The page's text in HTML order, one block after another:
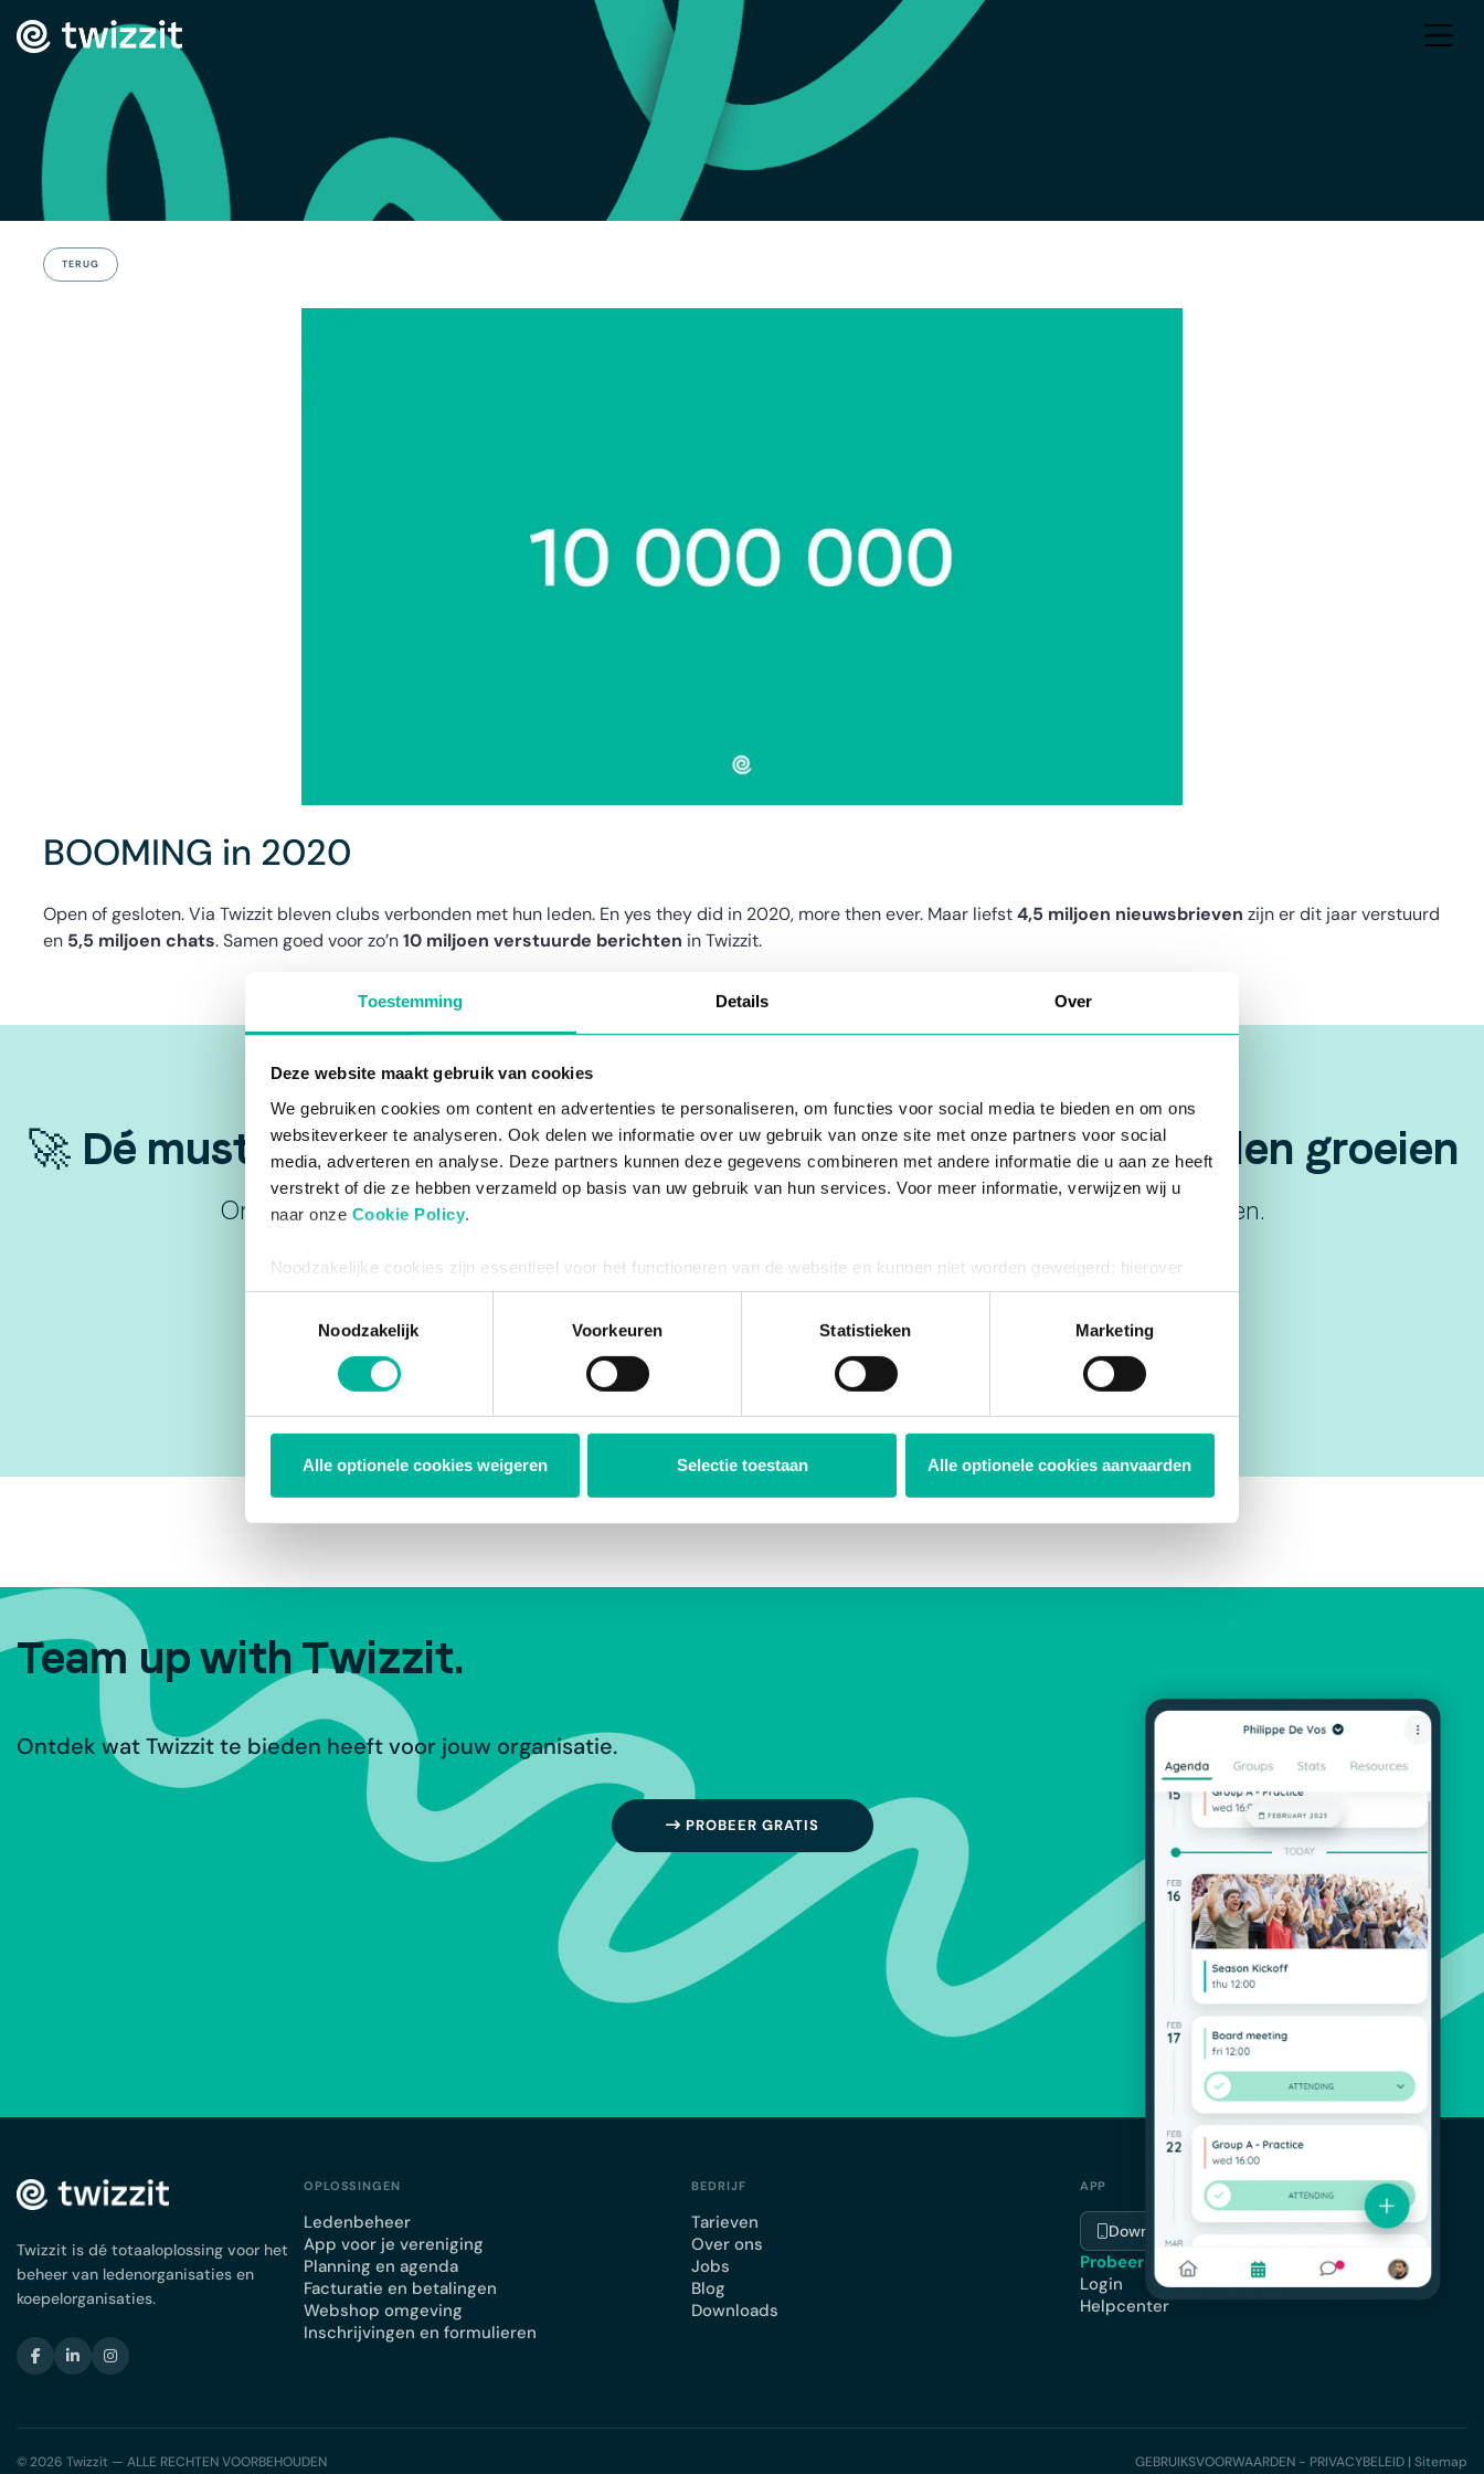
Toestemming Details Over
Deze website maakt gebruik van cookies
We gebruiken cookies om content en advertenties te personaliseren, om functies voor social media te bieden en om ons
websiteverkeer te analyseren. Ook delen we informatie over uw gebruik van onze site met onze partners voor social
media, adverteren en analyse. Deze partners kunnen deze gegevens combineren met andere informatie die u aan ze heeft
verstrekt of die ze hebben verzameld op basis van uw gebruik van hun services. Voor meer informatie, verwijzen wij u
naar onze Cookie Policy
Noodzakelijke cookies zijn essentieel voor het functioneren van de website en kunnen niet worden geweigerd; hierover
bestaat enkel een informatieplicht. U kunt uw toestemming voor het gebruik van andere cookies op elk moment intrekken
via de consent management tool onderaan de website.
Noodzakelijk
Voorkeuren Statistieken Marketing
Alle optionele cookies weigeren Selectie toestaan Alle optionele cookies aanvaarden
TERUG
BOOMING in 2020
Open of gesloten. Via Twizzit bleven clubs verbonden met hun leden. En yes they did in 2020, more then ever. Maar liefst4,5 miljoen nieuwsbrieven zijn er dit jaar verstuurd
en 5,5 miljoen chats. Samen goed voor zo’n10 miljoen verstuurde berichten in Twizzit.
🚀 Dé must-have nieuwsbrief voor ledenorganisaties die willen groeien
Ontvang exclusieve inzichten & game-changing tips om je club of vereniging te laten knallen.
De shortcut naar méér impact, groei en succes – gratis in je inbox! 💥
YES, SCHRIJF ME IN!
Team up with Twizzit.
Ontdek wat Twizzit te bieden heeft voor jouw organisatie.
PROBEER GRATIS
Twizzit is dé totaaloplossing voor het
beheer van ledenorganisaties en
koepelorganisaties.
OPLOSSINGEN
Ledenbeheer
App voor je vereniging
Planning en agenda
Facturatie en betalingen
Webshop omgeving
Inschrijvingen en formulieren
BEDRIJF
Tarieven
Over ons
Jobs
Blog
Downloads
APP
Download de app
Probeer gratis
Login
Helpcenter
© 2026 Twizzit — ALLE RECHTEN VOORBEHOUDEN GEBRUIKSVOORWAARDEN - PRIVACYBELEID | Sitemap